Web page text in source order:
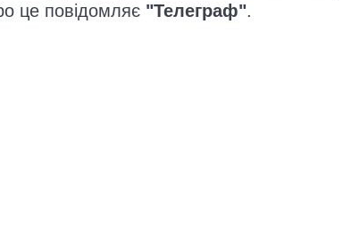
це повідомляє "Телеграф".